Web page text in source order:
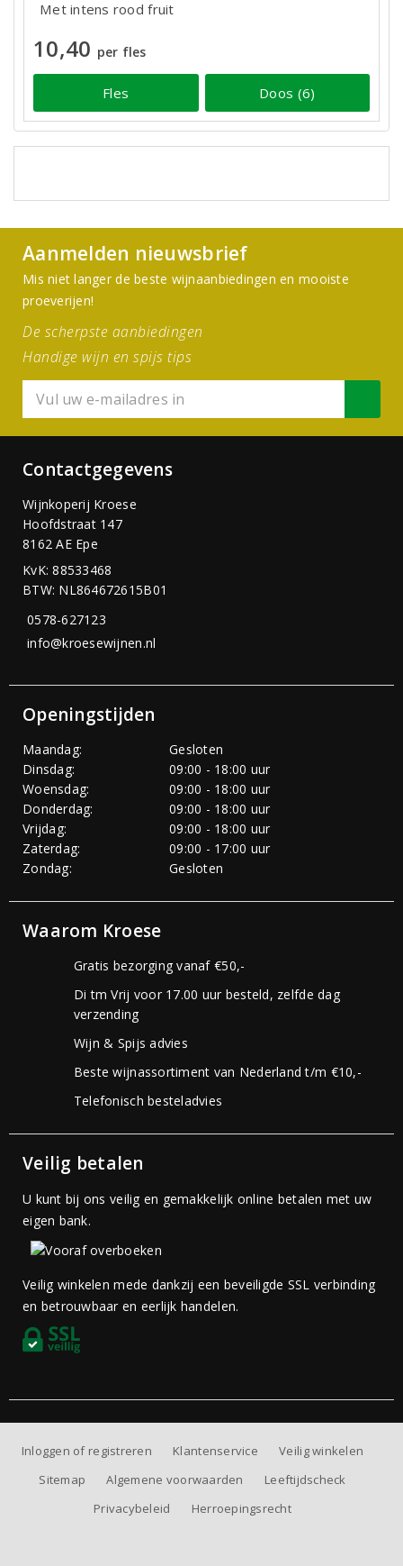
Met intens rood fruit
10,40 per fles
Fles Doos (6)
Aanmelden nieuwsbrief
Mis niet langer de beste wijnaanbiedingen en mooiste
proeverijen!
De scherpste aanbiedingen
Handige wijn en spijs tips
Contactgegevens
Wijnkoperij Kroese
Hoofdstraat 147
8162 AE Epe
KvK: 88533468
BTW: NL864672615B01
0578-627123
info@kroesewijnen.nl
Openingstijden
Maandag:
Gesloten
Dinsdag:
09:00 - 18:00 uur
Woensdag:
09:00 - 18:00 uur
Donderdag:
09:00 - 18:00 uur
Vrijdag:
09:00 - 18:00 uur
Zaterdag:
09:00 - 17:00 uur
Zondag:
Gesloten
Waarom Kroese
Gratis bezorging vanaf €50,-
Di tm Vrij voor 17.00 uur besteld, zelfde dag
verzending
Wijn & Spijs advies
Beste wijnassortiment van Nederland t/m €10,-
Telefonisch besteladvies
Veilig betalen
U kunt bij ons veilig en gemakkelijk online betalen met uw
eigen bank.
Veilig winkelen mede dankzij een beveiligde SSL verbinding
en betrouwbaar en eerlijk handelen.
Inloggen of registreren Klantenservice
Veilig winkelen
Sitemap
Algemene voorwaarden
Leeftijdscheck
Privacybeleid
Herroepingsrecht